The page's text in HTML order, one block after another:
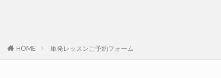
HOME 単発レッスンご予約フォーム